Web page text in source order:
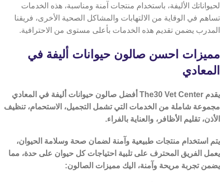
لحيواناتك الأليفة، باستخدام منتجات آمنة ومناسبة، هذه الخدمات
تساهم في الوقاية من الالتهابات والمشاكل الصحية الأخرى، فريقنا
المدرب يضمن تقديم هذه الخدمات بأعلى مستوى من الاحترافية.
مميزات احسن صالون حيوانات أليفة في
المعادي
يقدم The30 Vet Center أفضل صالون حيوانات أليفة في المعادي
مجموعة شاملة من الخدمات التي تشمل التجميل، الاستحمام، تنظيف
الأذن، تقليم الأظافر، والعناية بالفراء.
يتم استخدام منتجات طبيعية وآمنة لضمان صحة وسلامة الحيوان،
يعمل الفريق المحترف على تلبية احتياجات كل حيوان على حدة، مما
يضمن تجربة مريحة وآمنة، اليك مميزات الصالون: